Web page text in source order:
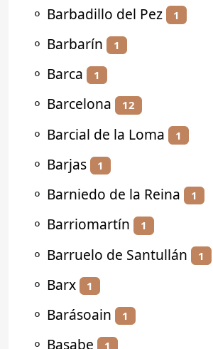
⚬ Barbadillo del Pez 1
⚬ Barbarín 1
⚬ Barca 1
⚬ Barcelona 12
⚬ Barcial de la Loma 1
⚬ Barjas 1
⚬ Barniedo de la Reina 1
⚬ Barriomartín 1
⚬ Barruelo de Santullán 1
⚬ Barx 1
⚬ Barásoain 1
⚬ Basabe 1